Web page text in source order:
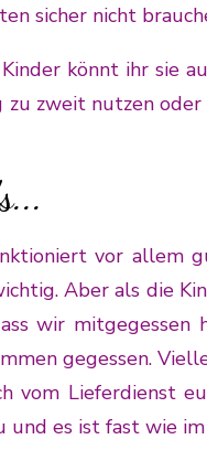
sicher nicht
könnt ihr sie
zu zweit nutzen
vor allem
Aber als die
wir
gegessen.
vom Lieferdienst
und es ist fast wie